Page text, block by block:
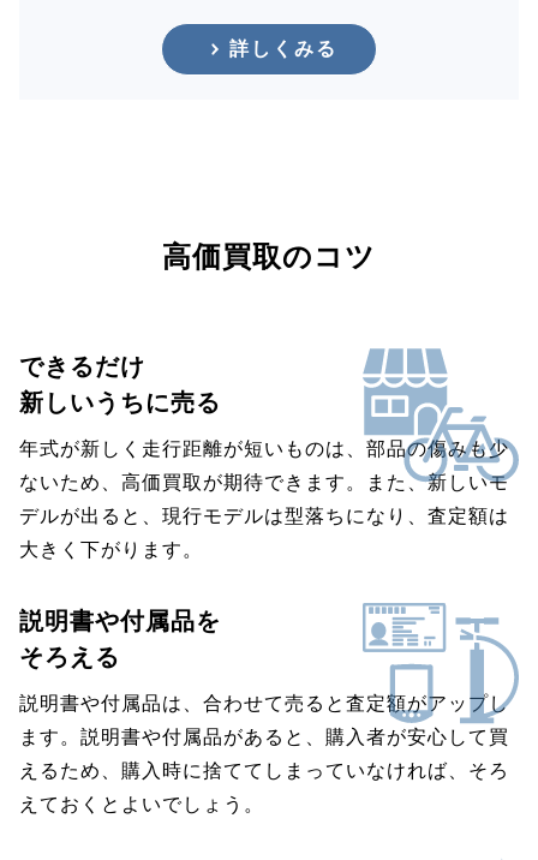
詳しくみる
高価買取のコツ
できるだけ
新しいうちに売る
年式が新しく走行距離が短いものは、部品の傷みも少
ないため、高価買取が期待できます。また、新しいモ
デルが出ると、現行モデルは型落ちになり、査定額は
大きく下がります。
説明書や付属品を
そろえる
説明書や付属品は、合わせて売ると査定額がアップし
ます。説明書や付属品があると、購入者が安心して買
えるため、購入時に捨ててしまっていなければ、そろ
えておくとよいでしょう。